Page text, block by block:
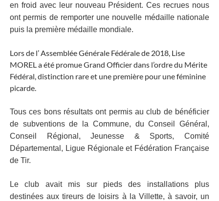
en froid avec leur nouveau Président. Ces recrues nous
ont permis de remporter une nouvelle médaille nationale
puis la première médaille mondiale.
Lors de l’ Assemblée Générale Fédérale de 2018, Lise
MOREL a été promue Grand Officier dans l’ordre du Mérite
Fédéral, distinction rare et une première pour une féminine
picarde.
Tous ces bons résultats ont permis au club de bénéficier
de subventions de la Commune, du Conseil Général,
Conseil Régional, Jeunesse & Sports, Comité
Départemental, Ligue Régionale et Fédération Française
de Tir.
Le club avait mis sur pieds des installations plus
destinées aux tireurs de loisirs à la Villette, à savoir, un